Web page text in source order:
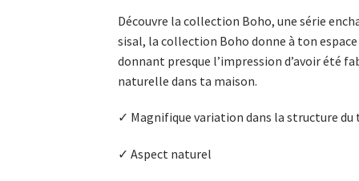
Découvre la collection Boho, une série
sisal, la collection Boho donne à ton
donnant presque l’impression d’avoir été
naturelle dans ta maison.
✓ Magnifique variation dans la structure du
✓ Aspect naturel